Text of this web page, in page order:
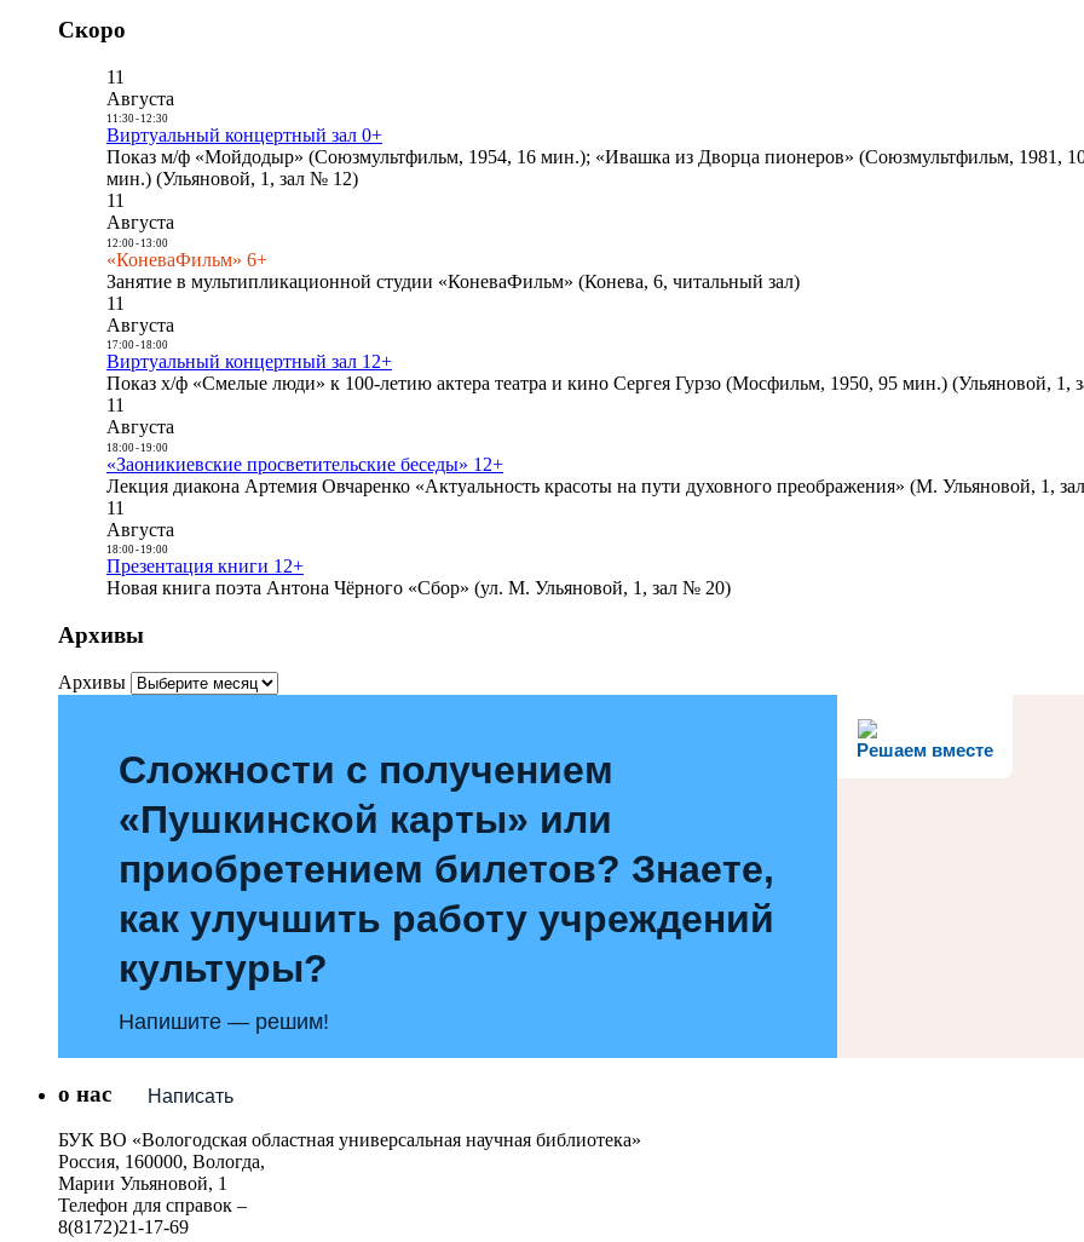
Скоро
11
Августа
11:30- 12:30
Виртуальный концертный зал 0+
Показ м/ф «Мойдодыр» (Союзмультфильм, 1954, 16 мин.); «Ивашка из Дворца пионеров» (Союзмультфильм, 1981,
мин.) (Ульяновой, 1, зал № 12)
11
Августа
12:00- 13:00
«КоневаФильм» 6+
Занятие в мультипликационной студии «КоневаФильм» (Конева, 6, читальный зал)
11
Августа
17:00- 18:00
Виртуальный концертный зал 12+
Показ х/ф «Смелые люди» к 100-летию актера театра и кино Сергея Гурзо (Мосфильм, 1950, 95 мин.) (Ульяновой, 1,
11
Августа
18:00- 19:00
«Заоникиевские просветительские беседы» 12+
Лекция диакона Артемия Овчаренко «Актуальность красоты на пути духовного преображения» (М. Ульяновой, 1,
11
Августа
18:00- 19:00
Презентация книги 12+
Новая книга поэта Антона Чёрного «Сбор» (ул. М. Ульяновой, 1, зал № 20)
Архивы
Архивы
Решаем вместе
Сложности с получением
«Пушкинской карты» или
приобретением билетов? Знаете,
как улучшить работу учреждений
культуры?
Напишите — решим!
Написать
о нас
БУК ВО «Вологодская областная универсальная научная библиотека»
Россия, 160000, Вологда,
Марии Ульяновой, 1
Телефон для справок –
8(8172)21-17-69